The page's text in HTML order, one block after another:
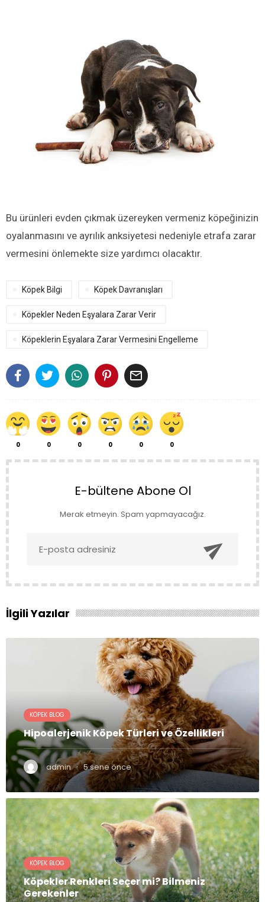

0 0 0 0 0 0
Bu ürünleri evden çıkmak üzereyken vermeniz köpeğinizin
oyalanmasını ve ayrılık anksiyetesi nedeniyle etrafa zarar
vermesini önlemekte size yardımcı olacaktır.
Köpek Bilgi Köpek Davranışları
Köpekler Neden Eşyalara Zarar Verir
Köpeklerin Eşyalara Zarar Vermesini Engelleme
E-bültene Abone Ol
Merak etmeyin. Spam yapmayacağız.

İlgili Yazılar
KÖPEK BLOG
Hipoalerjenik Köpek Türleri ve Özellikleri
admin · 5 sene önce
KÖPEK BLOG
Köpekler Renkleri Seçer mi? Bilmeniz
Gerekenler